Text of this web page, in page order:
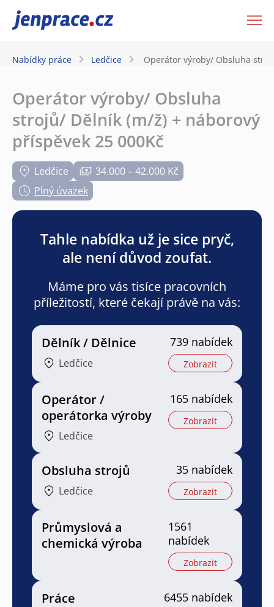
JenPráce.cz
Nabídky práce Ledčice Operátor výroby/ Obsluha
Operátor výroby/ Obsluha
strojů/ Dělník (m/ž) + náborový
příspěvek 25 000Kč
Ledčice
34.000 – 42.000 Kč
Plný úvazek
Tahle nabídka už je sice pryč,
ale není důvod zoufat.
Máme pro vás tisíce pracovních
příležitostí, které čekají právě na vás:
Dělník / Dělnice
Ledčice
739 nabídek
Zobrazit
Operátor /
operátorka výroby
Ledčice
165 nabídek
Zobrazit
Obsluha strojů
Ledčice
35 nabídek
Zobrazit
Průmyslová a
chemická výroba
1561
nabídek
Zobrazit
Práce 6455 nabídek